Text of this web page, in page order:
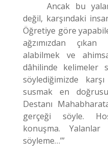
Ancak bu
değil, karşındaki
Öğretiye göre
ağzımızdan
alabilmek ve
dâhilinde kelimeler
söylediğimizde
susmak en
Destanı
gerçeği söyle.
konuşma.
söyleme…’”